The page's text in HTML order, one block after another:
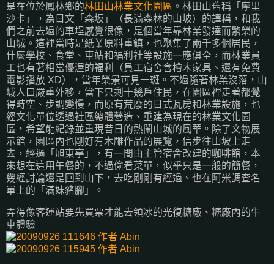
是在位於鳳林鄉的林田山林業文化園區 。林田山舊稱「摩里
沙卡」，為日文「森坂」（長滿森林的山坡）的譯稱，和我
們之前去過的車埕感覺很像，是個當年靠林業發達而繁榮的
山城。這裡當時是紙業原料重鎮，也聚集了兩千多個居民，
什麼學校、食堂、車站和福利社等設施一應俱全，而林業員
工也有著相當優渥的福利（員工宿舍含檜木家具、還有免費
電影播放 XD），當年榮景可見一斑。不過隨著林業沒落，山
城人口嚴重外移，當下只剩十幾戶住民，在園區裡走著都覺
得時空、步調變慢，而原有荒廢的日式瓦房和林業設施，也
經文化單位透過社區總體營造、重建為現在的林業文化園
區，希望能紀錄並重現昔日的熱鬧山城的風華。除了文物展
示館，園區內也剛好有木雕作品的展覽，信步往山坡上走
去，經過「旭東亭」，有一間由主管宿舍改建的咖啡館，本
來想在這用午餐的，不過偷看菜單，似乎只是一般的簡餐，
幾經討論還是回到山下，去吃剛剛有經過、也在阿米調查名
單上的「滿妹豬腳」。
弄得像客運站要先買票才能去領冰的光復糖廠、糖廠內的牛
車體驗